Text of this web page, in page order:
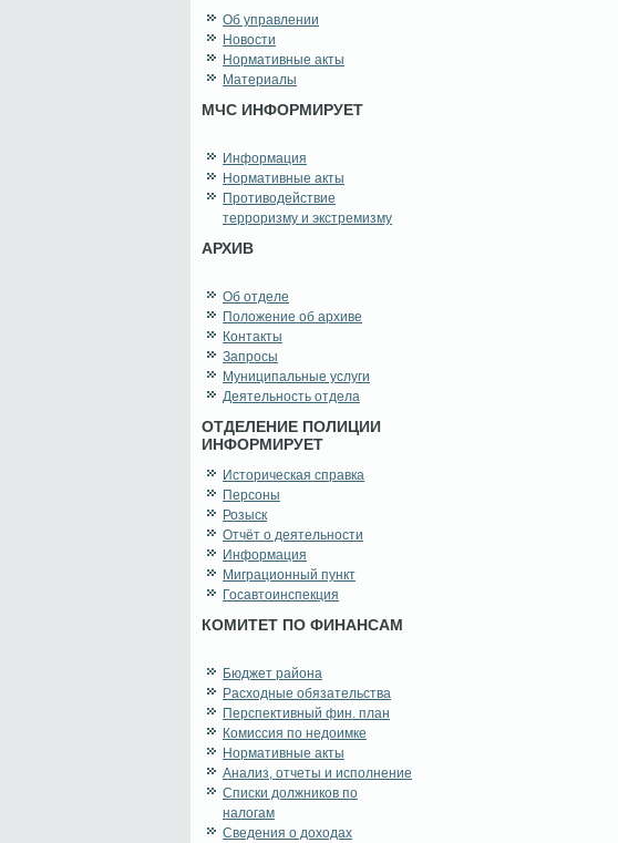
Об управлении
Новости
Нормативные акты
Материалы
МЧС ИНФОРМИРУЕТ
Информация
Нормативные акты
Противодействие
терроризму и экстремизму
АРХИВ
Об отделе
Положение об архиве
Контакты
Запросы
Муниципальные услуги
Деятельность отдела
ОТДЕЛЕНИЕ ПОЛИЦИИ
ИНФОРМИРУЕТ
Историческая справка
Персоны
Розыск
Отчёт о деятельности
Информация
Миграционный пункт
Госавтоинспекция
КОМИТЕТ ПО ФИНАНСАМ
Бюджет района
Расходные обязательства
Перспективный фин. план
Комиссия по недоимке
Нормативные акты
Анализ, отчеты и исполнение
Списки должников по
налогам
Сведения о доходах